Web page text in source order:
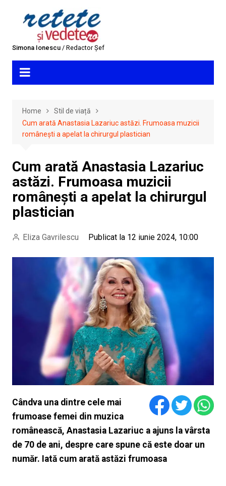
Simona Ionescu/ Redactor Șef
Home
Stil de viață
Cum arată Anastasia Lazariuc astăzi. Frumoasa muzicii
românești a apelat la chirurgul plastician
Cum arată Anastasia Lazariuc
astăzi. Frumoasa muzicii
românești a apelat la chirurgul
plastician
Eliza Gavrilescu Publicat la 12 iunie 2024, 10:00
Cândva una dintre cele mai
frumoase femei din muzica
românească, Anastasia Lazariuc a ajuns la vârsta
de 70 de ani, despre care spune că este doar un
număr. Iată cum arată astăzi frumoasa